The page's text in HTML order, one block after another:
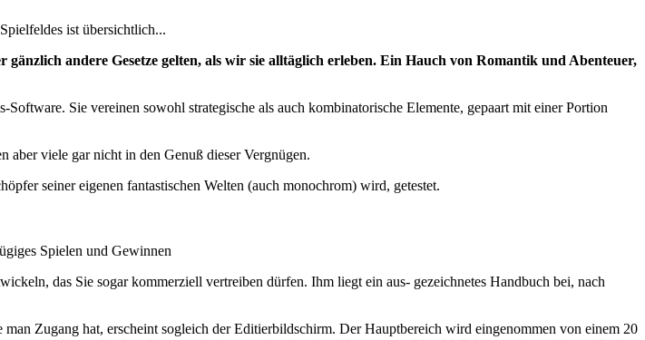
ist übersichtlich...
andere Gesetze gelten, als wir sie alltäglich erleben. Ein Hauch von Romantik und Abenteuer,
Sie vereinen sowohl strategische als auch kombinatorische Elemente, gepaart mit einer Portion
aber viele gar nicht in den Genuß dieser Vergnügen.
seiner eigenen fantastischen Welten (auch monochrom) wird, getestet.
Spielen und Gewinnen
das Sie sogar kommerziell vertreiben dürfen. Ihm liegt ein aus- gezeichnetes Handbuch bei, nach
Zugang hat, erscheint sogleich der Editierbildschirm. Der Hauptbereich wird eingenommen von einem 20